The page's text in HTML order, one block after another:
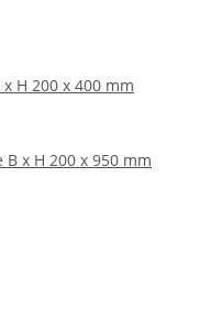
H 200 x 400 mm